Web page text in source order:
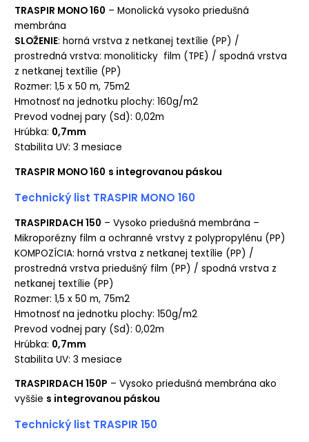
TRASPIR MONO 160 – Monolická vysoko priedušná
membrána
SLOŽENIE: horná vrstva z netkanej textílie (PP) /
prostredná vrstva: monoliticky film (TPE) / spodná vrstva
z netkanej textílie (PP)
Rozmer: 1,5 x 50 m, 75m2
Hmotnosť na jednotku plochy: 160g/m2
Prevod vodnej pary (Sd): 0,02m
Hrúbka: 0,7mm
Stabilita UV: 3 mesiace
TRASPIR MONO 160 s integrovanou páskou
Technický list TRASPIR MONO 160
TRASPIRDACH 150 – Vysoko priedušná membrána –
Mikroporézny film a ochranné vrstvy z polypropylénu (PP)
KOMPOZÍCIA: horná vrstva z netkanej textílie (PP) /
prostredná vrstva priedušný film (PP) / spodná vrstva z
netkanej textílie (PP)
Rozmer: 1,5 x 50 m, 75m2
Hmotnosť na jednotku plochy: 150g/m2
Prevod vodnej pary (Sd): 0,02m
Hrúbka: 0,7mm
Stabilita UV: 3 mesiace
TRASPIRDACH 150P – Vysoko priedušná membrána ako
vyššie s integrovanou páskou
Technický list TRASPIR 150